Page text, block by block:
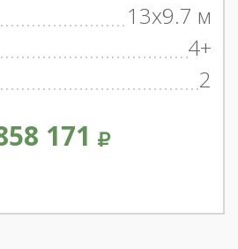
13x9.7 м
4+
2
171